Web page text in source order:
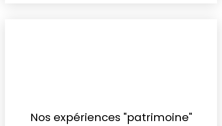
Nos expériences "patrimoine"